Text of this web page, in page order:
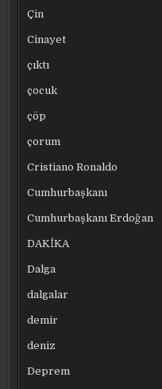
Çin
Cinayet
çıktı
çocuk
çöp
çorum
Cristiano Ronaldo
Cumhurbaşkanı
Cumhurbaşkanı Erdoğan
DAKİKA
Dalga
dalgalar
demir
deniz
Deprem